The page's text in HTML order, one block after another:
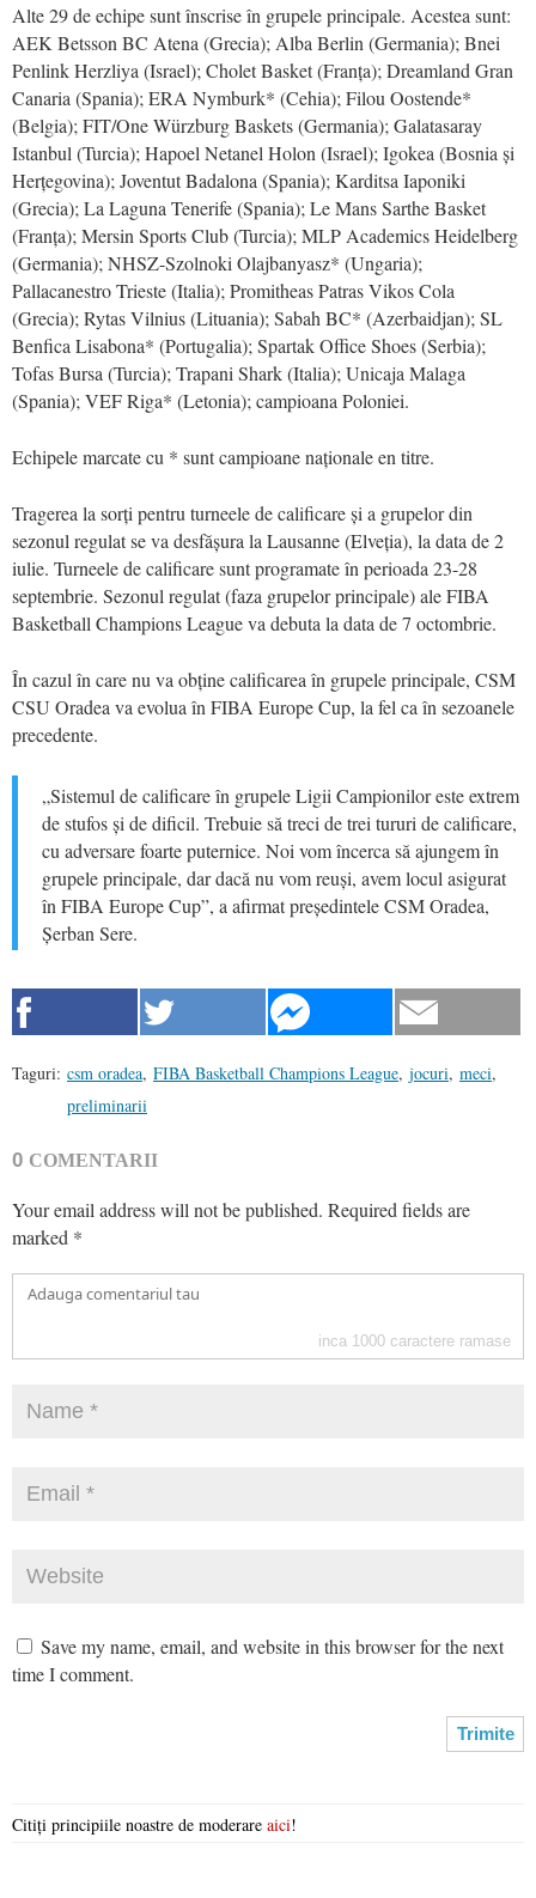
Alte 29 de echipe sunt înscrise în grupele principale. Acestea sunt:
AEK Betsson BC Atena (Grecia); Alba Berlin (Germania); Bnei
Penlink Herzliya (Israel); Cholet Basket (Franța); Dreamland Gran
Canaria (Spania); ERA Nymburk* (Cehia); Filou Oostende*
(Belgia); FIT/One Würzburg Baskets (Germania); Galatasaray
Istanbul (Turcia); Hapoel Netanel Holon (Israel); Igokea (Bosnia și
Herțegovina); Joventut Badalona (Spania); Karditsa Iaponiki
(Grecia); La Laguna Tenerife (Spania); Le Mans Sarthe Basket
(Franța); Mersin Sports Club (Turcia); MLP Academics Heidelberg
(Germania); NHSZ-Szolnoki Olajbanyasz* (Ungaria);
Pallacanestro Trieste (Italia); Promitheas Patras Vikos Cola
(Grecia); Rytas Vilnius (Lituania); Sabah BC* (Azerbaidjan); SL
Benfica Lisabona* (Portugalia); Spartak Office Shoes (Serbia);
Tofas Bursa (Turcia); Trapani Shark (Italia); Unicaja Malaga
(Spania); VEF Riga* (Letonia); campioana Poloniei.
Echipele marcate cu * sunt campioane naționale en titre.
Tragerea la sorți pentru turneele de calificare și a grupelor din
sezonul regulat se va desfășura la Lausanne (Elveția), la data de 2
iulie. Turneele de calificare sunt programate în perioada 23-28
septembrie. Sezonul regulat (faza grupelor principale) ale FIBA
Basketball Champions League va debuta la data de 7 octombrie.
În cazul în care nu va obține calificarea în grupele principale, CSM
CSU Oradea va evolua în FIBA Europe Cup, la fel ca în sezoanele
precedente.
„Sistemul de calificare în grupele Ligii Campionilor este extrem
de stufos și de dificil. Trebuie să treci de trei tururi de calificare,
cu adversare foarte puternice. Noi vom încerca să ajungem în
grupele principale, dar dacă nu vom reuși, avem locul asigurat
în FIBA Europe Cup”, a afirmat președintele CSM Oradea,
Șerban Sere.
Taguri: csm oradea, FIBA Basketball Champions League, jocuri, meci,
preliminarii
0 COMENTARII
Your email address will not be published. Required fields are
marked *
inca 1000 caractere ramase
Save my name, email, and website in this browser for the next
time I comment.
Citiți principiile noastre de moderare aici!